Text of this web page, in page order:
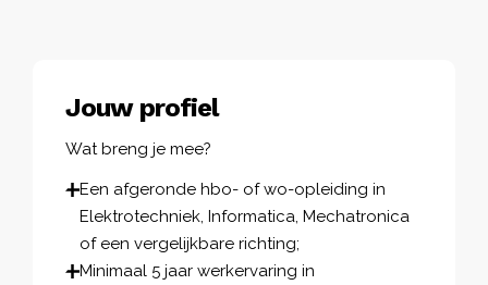
Jouw profiel
Wat breng je mee?
Een afgeronde hbo- of wo-opleiding in
Elektrotechniek, Informatica, Mechatronica
of een vergelijkbare richting;
Minimaal 5 jaar werkervaring in